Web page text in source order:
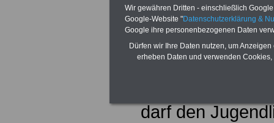
§ 9
(l) Der
Jugendlichen
darf den
Wir gewähren Dritten - einschließlich
Google-Website "Datenschutzerklärung &
Google ihre personenbezogenen Daten
Dürfen wir Ihre Daten nutzen, um
erheben Daten und verwenden